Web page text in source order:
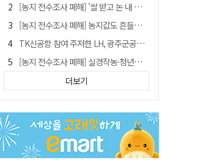
[농지 전수조사 폐해] '쌀 받고 논 내 준' 도지농 이제 어쩌나?
[농지 전수조사 폐해] 농지값도 흔들리나…"도지 막히면 헐값 매물 나올 수도"
TK신공항 참여 주저한 LH, 광주군공항 사업에는 앞장
[농지 전수조사 폐해] 실경작농·청년농 부담도 커진다
[단독] 김영수 "국방부 청문준비단, 안규백 탈영 알고있었다"
청도군정 '두 시어머니'가 되어서는 안된다
홈플러스 다시 문 연다… 대구경북 매장도 재개장 준비 돌입
"상법개정해도 주주가 '봉'"…하이닉스 솔리다임 상장설에 술렁[개미와글와글]
더보기